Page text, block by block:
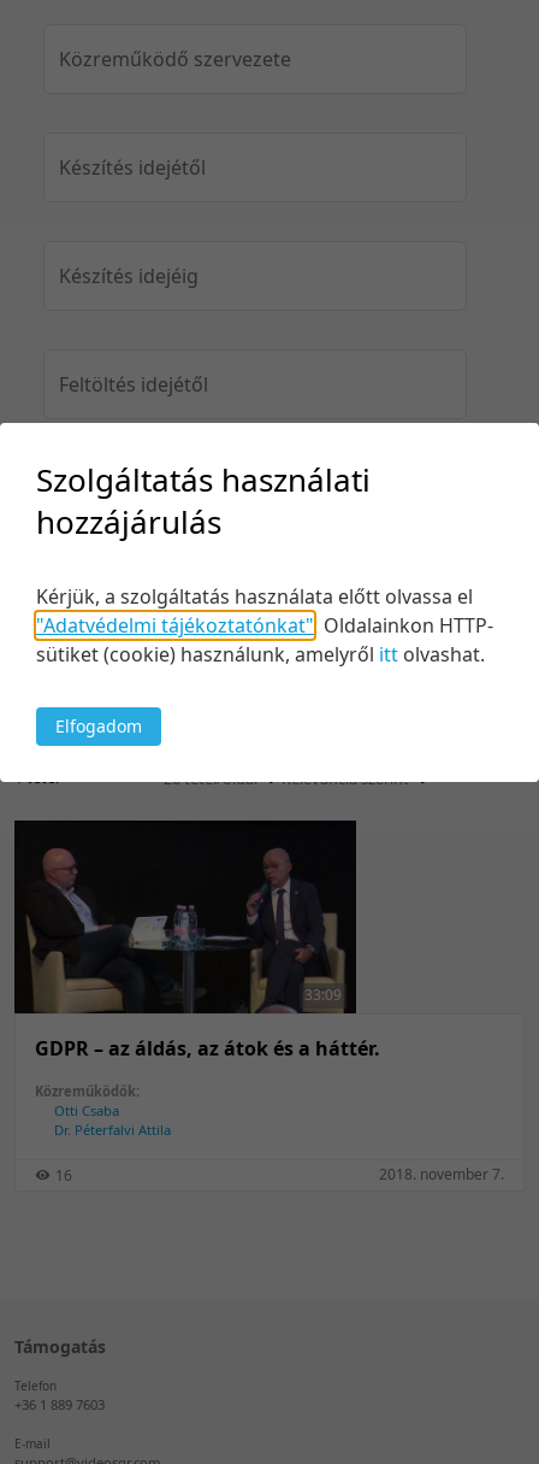
Közreműködő szervezete
Készítés idejétől
Készítés idejéig
Feltöltés idejétől
Feltöltés idejéig
Keresés
Relevancia szerint
Relevancia szerint
Kezdés/felvétel dátuma szerint
Kezdés/felvétel dátuma szerint
Feltöltés dátuma szerint
Feltöltés dátuma szerint
Utolsó módosítás szerint
Utolsó módosítás szerint
1 tétel
20 tétel/oldal
5 tétel/oldal
20 tétel/oldal
50 tétel/oldal
100 tétel/oldal
33:09
GDPR – az áldás, az átok és a háttér.
Közreműködők:
Otti Csaba
Dr. Péterfalvi Attila
16 2018. november 7.
Támogatás
Telefon
+36 1 889 7603
E-mail
Szolgáltatás használati
hozzájárulás
Kérjük, a szolgáltatás használata előtt olvassa el
"Adatvédelmi tájékoztatónkat" Oldalainkon HTTP-
sütiket (cookie) használunk, amelyről itt olvashat.
Elfogadom